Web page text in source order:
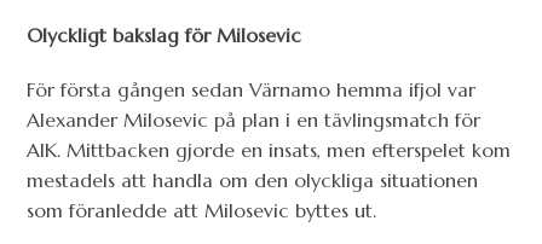
Olyckligt bakslag för Milosevic
För första gången sedan Värnamo hemma ifjol var
Alexander Milosevic på plan i en tävlingsmatch för
AIK. Mittbacken gjorde en insats, men efterspelet kom
mestadels att handla om den olyckliga situationen
som föranledde att Milosevic byttes ut.